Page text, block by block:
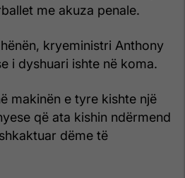
me akuza penale.
kryeministri Anthony
i dyshuari ishte në koma.
makinën e tyre kishte një
që ata kishin ndërmend
dëme të